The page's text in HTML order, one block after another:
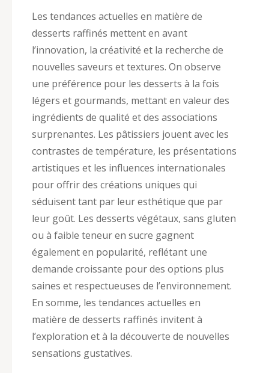
Les tendances actuelles en matière de
desserts raffinés mettent en avant
l’innovation, la créativité et la recherche de
nouvelles saveurs et textures. On observe
une préférence pour les desserts à la fois
légers et gourmands, mettant en valeur des
ingrédients de qualité et des associations
surprenantes. Les pâtissiers jouent avec les
contrastes de température, les présentations
artistiques et les influences internationales
pour offrir des créations uniques qui
séduisent tant par leur esthétique que par
leur goût. Les desserts végétaux, sans gluten
ou à faible teneur en sucre gagnent
également en popularité, reflétant une
demande croissante pour des options plus
saines et respectueuses de l’environnement.
En somme, les tendances actuelles en
matière de desserts raffinés invitent à
l’exploration et à la découverte de nouvelles
sensations gustatives.